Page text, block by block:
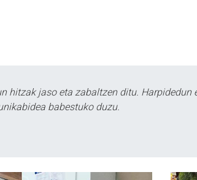
hitzak jaso eta zabaltzen ditu. Harpidedun
babestuko duzu.